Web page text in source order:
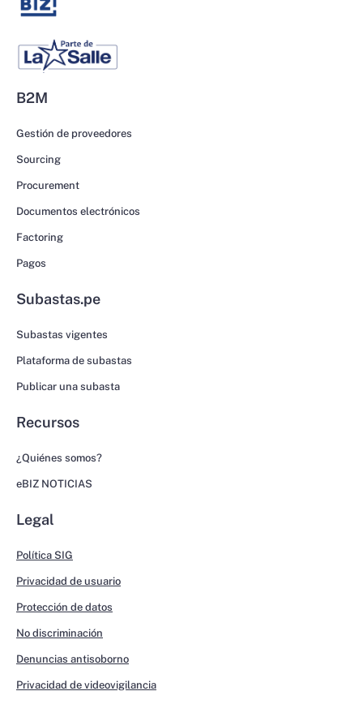
B2M
Gestión de proveedores
Sourcing
Procurement
Documentos electrónicos
Factoring
Pagos
Subastas.pe
Subastas vigentes
Plataforma de subastas
Publicar una subasta
Recursos
¿Quiénes somos?
eBIZ NOTICIAS
Legal
Política SIG
Privacidad de usuario
Protección de datos
No discriminación
Denuncias antisoborno
Privacidad de videovigilancia